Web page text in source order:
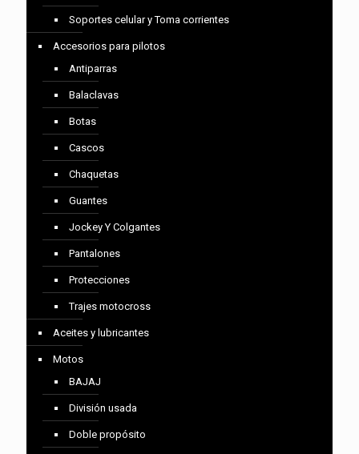
Soportes celular y Toma corrientes
Accesorios para pilotos
Antiparras
Balaclavas
Botas
Cascos
Chaquetas
Guantes
Jockey Y Colgantes
Pantalones
Protecciones
Trajes motocross
Aceites y lubricantes
Motos
BAJAJ
División usada
Doble propósito